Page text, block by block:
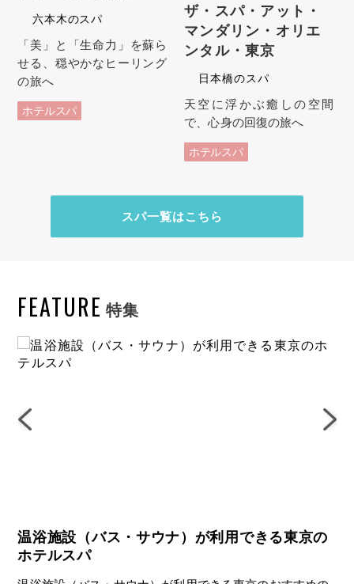
六本木のスパ
「美」と「生命力」を蘇ら
せる、穏やかなヒーリング
の旅へ
ホテルスパ
ザ・スパ・アット・
マンダリン・オリエ
ンタル・東京
日本橋のスパ
天空に浮かぶ癒しの空間
で、心身の回復の旅へ
ホテルスパ
スパ一覧はこちら
FEATURE 特集
温浴施設（バス・サウナ）が利用できる東京の
ホテルスパ